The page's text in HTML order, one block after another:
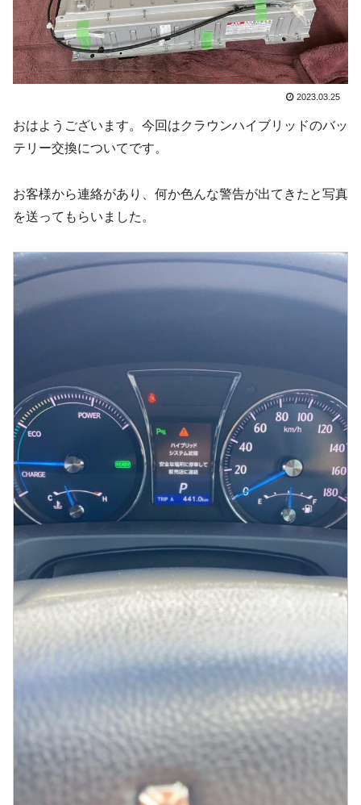
2023.03.25
おはようございます。今回はクラウンハイブリッドのバッ
テリー交換についてです。
お客様から連絡があり、何か色んな警告が出てきたと写真
を送ってもらいました。